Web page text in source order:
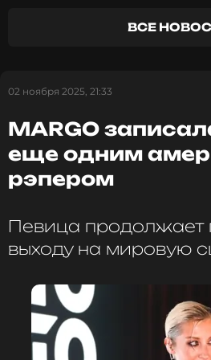
ССЫЛКА
ВСЕ
02 ноября 2025, 21:33
MARGO
еще одним
рэпером
Певица продолжает
выходу на мировую